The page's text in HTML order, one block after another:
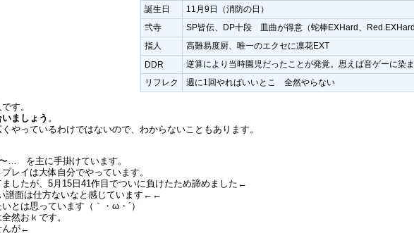
誕生日
11月9日（消防の日）
弐寺
SP皆伝、DP十段 皿曲が得意（蛇棒EXHard、
指人
高難易度厨、唯一のエクセに凛花EXT
DDR
逆算により当時園児だったことが発覚。思えば音ゲーに染
リフレク
週に1回やればいいとこ 全然やらない
す。
ましょう 。
やっているわけではないので、わからないこともあります。
… を主に手掛けています。
レイは大体自分でやっています。
したが、5月15日41作目でついに負けたため諦めました←
譜面は仕方ないなと感じています←←
とは思っています（｀・ω・´）
然おｋです。
んが←